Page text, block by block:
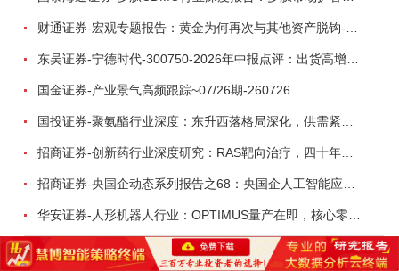
东吴证券-宁德时代-300750-2026年中报点评：出货高增业绩稳健，回购彰显龙头信心-260726
国金证券-产业景气高频跟踪~07/26期-260726
招商证券-创新药行业深度研究：RAS靶向治疗，四十年不可成药的终结，与终结之后的治疗格局演化-260805